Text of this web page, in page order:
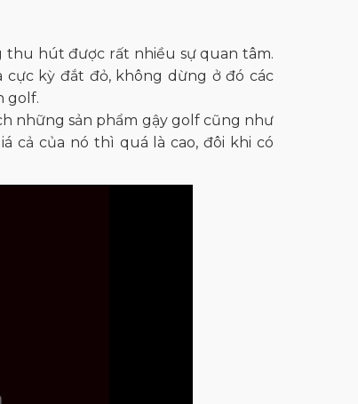
thu hút được rất nhiều sự quan tâm.
kỳ đắt đỏ, không dừng ở đó các
golf.
những sản phẩm gậy golf cũng như
cả của nó thì quá là cao, đôi khi có